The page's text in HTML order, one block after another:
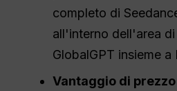
completo di
all'interno dell'area
GlobalGPT insieme
Vantaggio di